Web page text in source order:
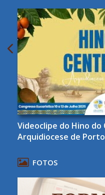
Videoclipe do Hino do
Arquidiocese de Porto
FOTOS